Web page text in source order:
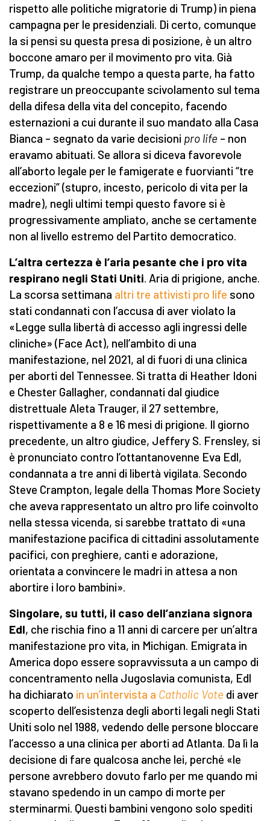
rispetto alle politiche migratorie di Trump) in piena
campagna per le presidenziali. Di certo, comunque
la si pensi su questa presa di posizione, è un altro
boccone amaro per il movimento pro vita. Già
Trump, da qualche tempo a questa parte, ha fatto
registrare un preoccupante scivolamento sul tema
della difesa della vita del concepito, facendo
esternazioni a cui durante il suo mandato alla Casa
Bianca – segnato da varie decisioni pro life – non
eravamo abituati. Se allora si diceva favorevole
all’aborto legale per le famigerate e fuorvianti “tre
eccezioni” (stupro, incesto, pericolo di vita per la
madre), negli ultimi tempi questo favore si è
progressivamente ampliato, anche se certamente
non al livello estremo del Partito democratico.
L’altra certezza è l’aria pesante che i pro vita
respirano negli Stati Uniti. Aria di prigione, anche.
La scorsa settimana altri tre attivisti pro life sono
stati condannati con l’accusa di aver violato la
«Legge sulla libertà di accesso agli ingressi delle
cliniche» (Face Act), nell’ambito di una
manifestazione, nel 2021, al di fuori di una clinica
per aborti del Tennessee. Si tratta di Heather Idoni
e Chester Gallagher, condannati dal giudice
distrettuale Aleta Trauger, il 27 settembre,
rispettivamente a 8 e 16 mesi di prigione. Il giorno
precedente, un altro giudice, Jeffery S. Frensley, si
è pronunciato contro l’ottantanovenne Eva Edl,
condannata a tre anni di libertà vigilata. Secondo
Steve Crampton, legale della Thomas More Society
che aveva rappresentato un altro pro life coinvolto
nella stessa vicenda, si sarebbe trattato di «una
manifestazione pacifica di cittadini assolutamente
pacifici, con preghiere, canti e adorazione,
orientata a convincere le madri in attesa a non
abortire i loro bambini».
Singolare, su tutti, il caso dell’anziana signora
Edl, che rischia fino a 11 anni di carcere per un’altra
manifestazione pro vita, in Michigan. Emigrata in
America dopo essere sopravvissuta a un campo di
concentramento nella Jugoslavia comunista, Edl
ha dichiarato in un’intervista a Catholic Vote di aver
scoperto dell’esistenza degli aborti legali negli Stati
Uniti solo nel 1988, vedendo delle persone bloccare
l’accesso a una clinica per aborti ad Atlanta. Da lì la
decisione di fare qualcosa anche lei, perché «le
persone avrebbero dovuto farlo per me quando mi
stavano spedendo in un campo di morte per
sterminarmi. Questi bambini vengono solo spediti